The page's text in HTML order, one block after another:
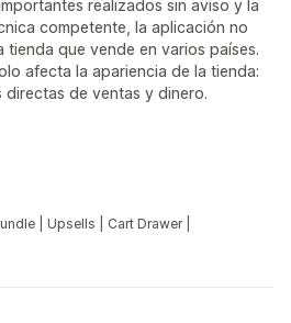
realizados sin aviso y la
competente, la aplicación no
tienda que vende en varios países.
afecta la apariencia de la tienda:
de ventas y dinero.
| Upsells | Cart Drawer |